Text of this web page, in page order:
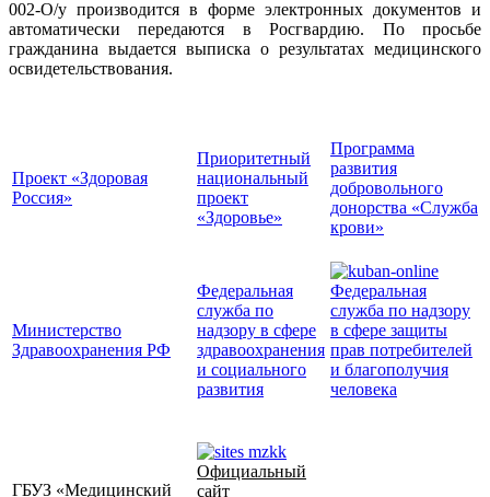
002-О/у производится в форме электронных документов и
автоматически передаются в Росгвардию. По просьбе
гражданина выдается выписка о результатах медицинского
освидетельствования.
Проект «Здоровая
Россия»
Приоритетный
национальный
проект
«Здоровье»
Программа
развития
добровольного
донорства «Служба
крови»
Министерство
Здравоохранения РФ
Федеральная
служба по
надзору в сфере
здравоохранения
и социального
развития
Федеральная
служба по надзору
в сфере защиты
прав потребителей
и благополучия
человека
ГБУЗ «Медицинский
Официальный
сайт